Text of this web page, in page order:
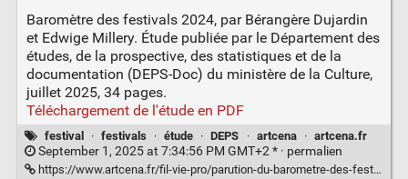
Baromètre des festivals 2024, par Bérangère Dujardin
et Edwige Millery. Étude publiée par le Département des
études, de la prospective, des statistiques et de la
documentation (DEPS-Doc) du ministère de la Culture,
juillet 2025, 34 pages.
Téléchargement de l'étude en PDF
festival · festivals · étude · DEPS · artcena · artcena.fr
September 1, 2025 at 7:34:56 PM GMT+2 * · permalien
https://www.artcena.fr/fil-vie-pro/parution-du-barometre-des-festivals-2024